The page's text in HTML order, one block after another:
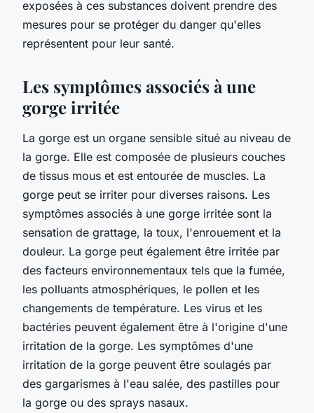
exposées à ces substances doivent prendre des
mesures pour se protéger du danger qu'elles
représentent pour leur santé.
Les symptômes associés à une
gorge irritée
La gorge est un organe sensible situé au niveau de
la gorge. Elle est composée de plusieurs couches
de tissus mous et est entourée de muscles. La
gorge peut se irriter pour diverses raisons. Les
symptômes associés à une gorge irritée sont la
sensation de grattage, la toux, l'enrouement et la
douleur. La gorge peut également être irritée par
des facteurs environnementaux tels que la fumée,
les polluants atmosphériques, le pollen et les
changements de température. Les virus et les
bactéries peuvent également être à l'origine d'une
irritation de la gorge. Les symptômes d'une
irritation de la gorge peuvent être soulagés par
des gargarismes à l'eau salée, des pastilles pour
la gorge ou des sprays nasaux.